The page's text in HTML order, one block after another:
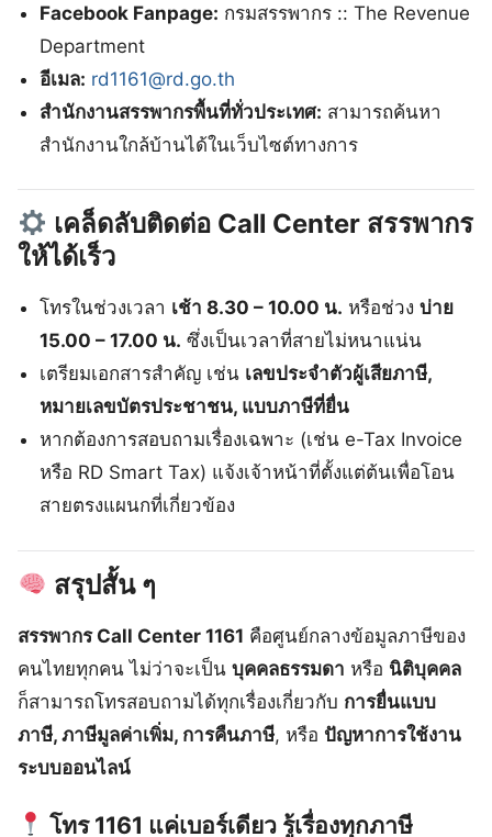
Facebook Fanpage: กรมสรรพากร :: The Revenue
Department
อีเมล: rd1161@rd.go.th
สำนักงานสรรพากรพื้นที่ทั่วประเทศ: สามารถค้นหา
สำนักงานใกล้บ้านได้ในเว็บไซต์ทางการ
เคล็ดลับติดต่อ Call Center สรรพากร
ให้ได้เร็ว
โทรในช่วงเวลา เช้า 8.30 – 10.00 น. หรือช่วงบ่าย
15.00 – 17.00 น. ซึ่งเป็นเวลาที่สายไม่หนาแน่น
เตรียมเอกสารสำคัญ เช่น เลขประจำตัวผู้เสียภาษี,
หมายเลขบัตรประชาชน, แบบภาษีที่ยื่น
หากต้องการสอบถามเรื่องเฉพาะ (เช่น e-Tax Invoice
หรือ RD Smart Tax) แจ้งเจ้าหน้าที่ตั้งแต่ต้นเพื่อโอน
สายตรงแผนกที่เกี่ยวข้อง
สรุปสั้น ๆ
สรรพากร Call Center 1161 คือศูนย์กลางข้อมูลภาษีของ
คนไทยทุกคน ไม่ว่าจะเป็น บุคคลธรรมดา หรือ นิติบุคคล
ก็สามารถโทรสอบถามได้ทุกเรื่องเกี่ยวกับ การยื่นแบบ
ภาษี, ภาษีมูลค่าเพิ่ม, การคืนภาษี, หรือ ปัญหาการใช้งาน
ระบบออนไลน์
โทร 1161 แค่เบอร์เดียว รู้เรื่องทุกภาษี